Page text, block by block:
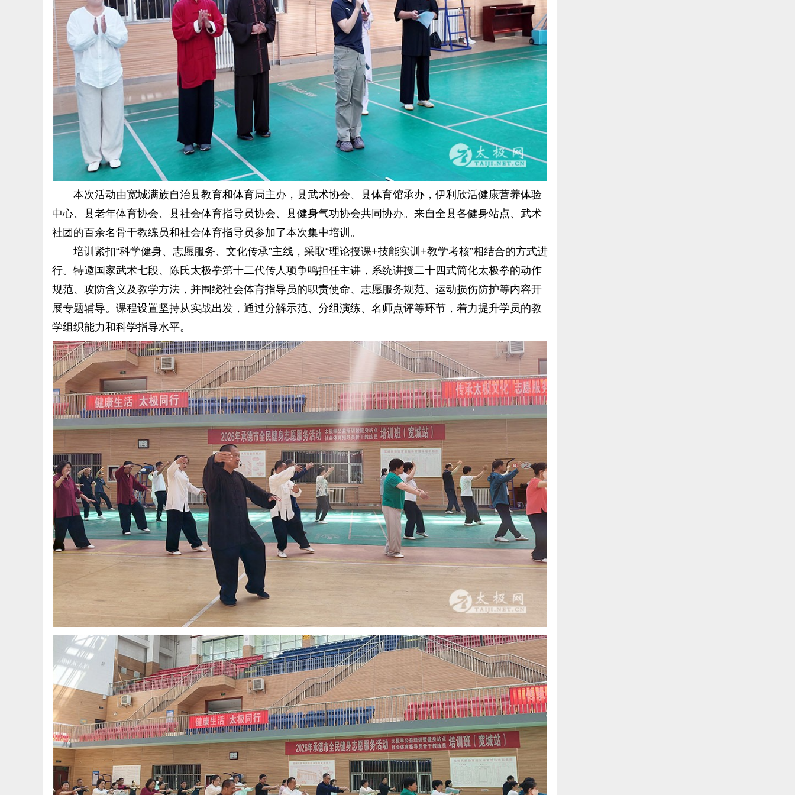
一
扫
本次活动由宽城满族自治县教育和体育局主办，县武术协会、县体育馆承办，伊利欣活健康营养体验
中心、县老年体育协会、县社会体育指导员协会、县健身气功协会共同协办。来自全县各健身站点、武术
社团的百余名骨干教练员和社会体育指导员参加了本次集中培训。
培训紧扣“科学健身、志愿服务、文化传承”主线，采取“理论授课+技能实训+教学考核”相结合的方式进
行。特邀国家武术七段、陈氏太极拳第十二代传人项争鸣担任主讲，系统讲授二十四式简化太极拳的动作
规范、攻防含义及教学方法，并围绕社会体育指导员的职责使命、志愿服务规范、运动损伤防护等内容开
展专题辅导。课程设置坚持从实战出发，通过分解示范、分组演练、名师点评等环节，着力提升学员的教
学组织能力和科学指导水平。